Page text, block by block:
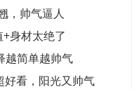
，帅气逼人
身材太绝了
越简单越帅气
好看，阳光又帅气